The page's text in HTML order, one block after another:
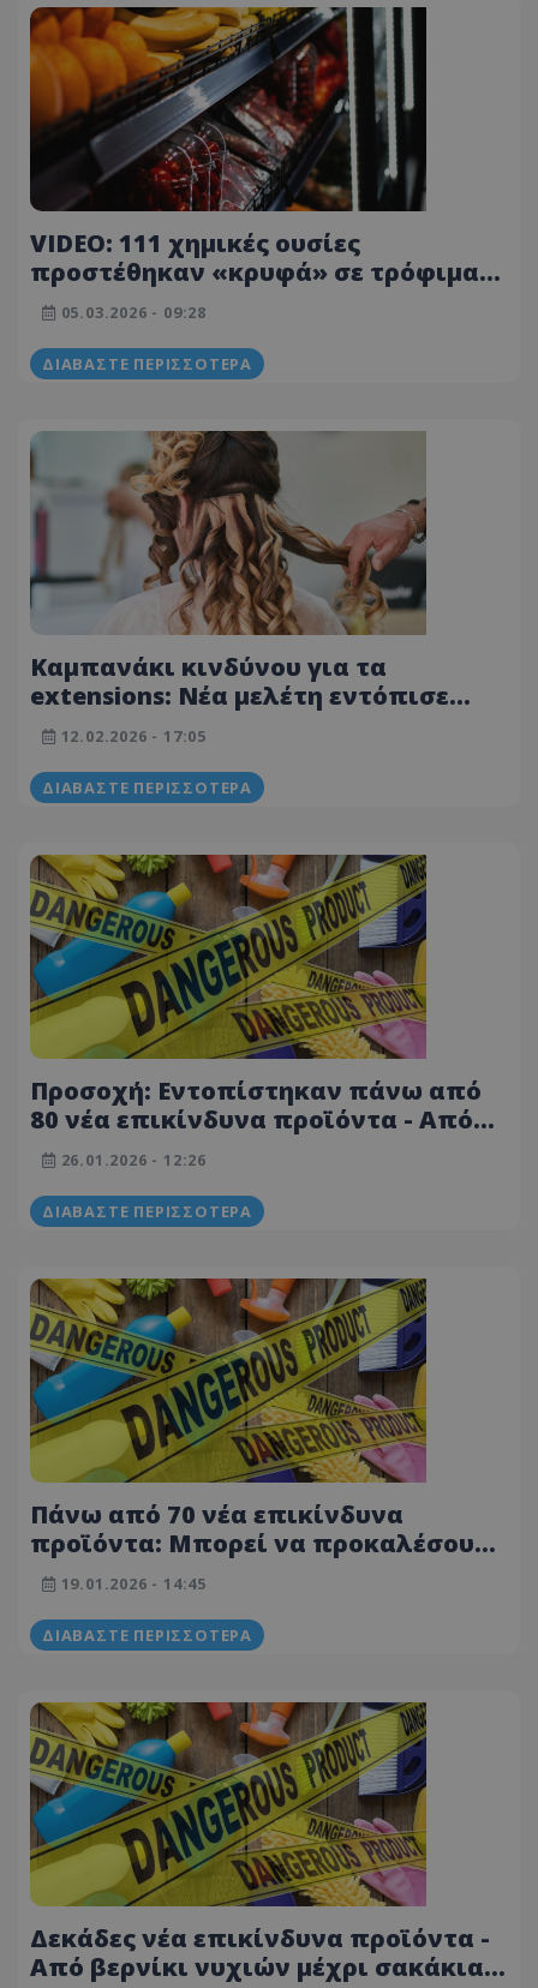
VIDEO: 111 χημικές ουσίες
προστέθηκαν «κρυφά» σε τρόφιμα
και ποτά χωρίς να ειδοποιηθεί ο
FDA
05.03.2026 - 09:28
ΔΙΑΒΆΣΤΕ ΠΕΡΙΣΣΌΤΕΡΑ
Καμπανάκι κινδύνου για τα
extensions: Νέα μελέτη εντόπισε
εκατοντάδες επικίνδυνες χημικές
ουσίες
12.02.2026 - 17:05
ΔΙΑΒΆΣΤΕ ΠΕΡΙΣΣΌΤΕΡΑ
Προσοχή: Εντοπίστηκαν πάνω από
80 νέα επικίνδυνα προϊόντα - Από
μάσκα προσώπου μέχρι ποδήλατο -
Δείτε λίστα
26.01.2026 - 12:26
ΔΙΑΒΆΣΤΕ ΠΕΡΙΣΣΌΤΕΡΑ
Πάνω από 70 νέα επικίνδυνα
προϊόντα: Μπορεί να προκαλέσουν
βλάβη στην όραση και πνιγμό - Από
πυροτεχνήματα μέχρι μπρελόκ -
Λίστα
19.01.2026 - 14:45
ΔΙΑΒΆΣΤΕ ΠΕΡΙΣΣΌΤΕΡΑ
Δεκάδες νέα επικίνδυνα προϊόντα -
Από βερνίκι νυχιών μέχρι σακάκια